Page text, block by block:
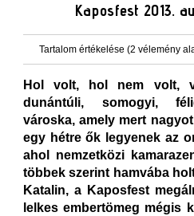
Kaposfest 2013.
Tartalom értékelése (2 vélemény
Hol volt, hol nem volt,
dunántúli, somogyi,
városka, amely mert
egy hétre ők legyenek az
ahol nemzetközi
többek szerint hamvába
Katalin, a Kaposfest
lelkes embertömeg mégis